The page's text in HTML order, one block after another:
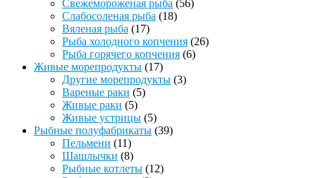
Свежемороженая рыба (56)
Слабосоленая рыба (18)
Вяленая рыба (17)
Рыба холодного копчения (26)
Рыба горячего копчения (6)
Живые морепродукты (17)
Другие морепродукты (3)
Вареные раки (5)
Живые раки (5)
Живые устрицы (5)
Рыбные полуфабрикаты (39)
Пельмени (11)
Шашлычки (8)
Рыбные котлеты (12)